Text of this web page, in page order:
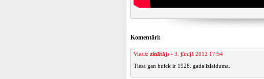
Komentāri:
Viesis: zinātājs - 3. jūnijā 2012 17:54
Tiesa gan buick ir 1928. gada izlaiduma.